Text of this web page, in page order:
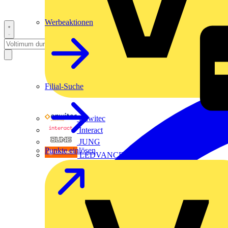
Enwitec
Interact
JUNG
LEDVANCE
Werbeaktionen
Filial-Suche
Punkte einlösen